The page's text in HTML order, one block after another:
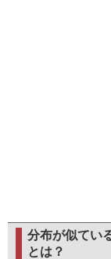
分布が似てい
とは？